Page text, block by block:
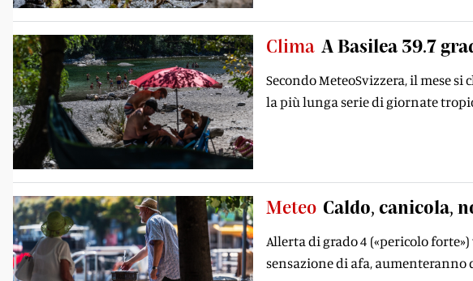
Clima A Basilea 39.7
Secondo MeteoSvizzera, il mese
la più lunga serie di giornate
Meteo Caldo, canicola,
Allerta di grado 4 («pericolo
sensazione di afa,